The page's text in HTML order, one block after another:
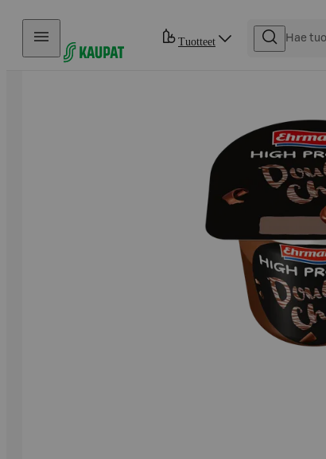
Hyppää sisältöön
Tuotteet